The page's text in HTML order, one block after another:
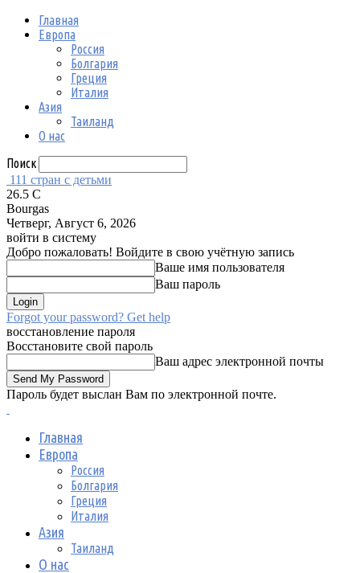
Главная
Европа
Россия
Болгария
Греция
Италия
Азия
Таиланд
О нас
Поиск
111 стран с детьми
26.5 C
Bourgas
Четверг, Август 6, 2026
войти в систему
Добро пожаловать! Войдите в свою учётную запись
Ваше имя пользователя
Ваш пароль
Forgot your password? Get help
восстановление пароля
Восстановите свой пароль
Ваш адрес электронной почты
Пароль будет выслан Вам по электронной почте.
Главная
Европа
Россия
Болгария
Греция
Италия
Азия
Таиланд
О нас